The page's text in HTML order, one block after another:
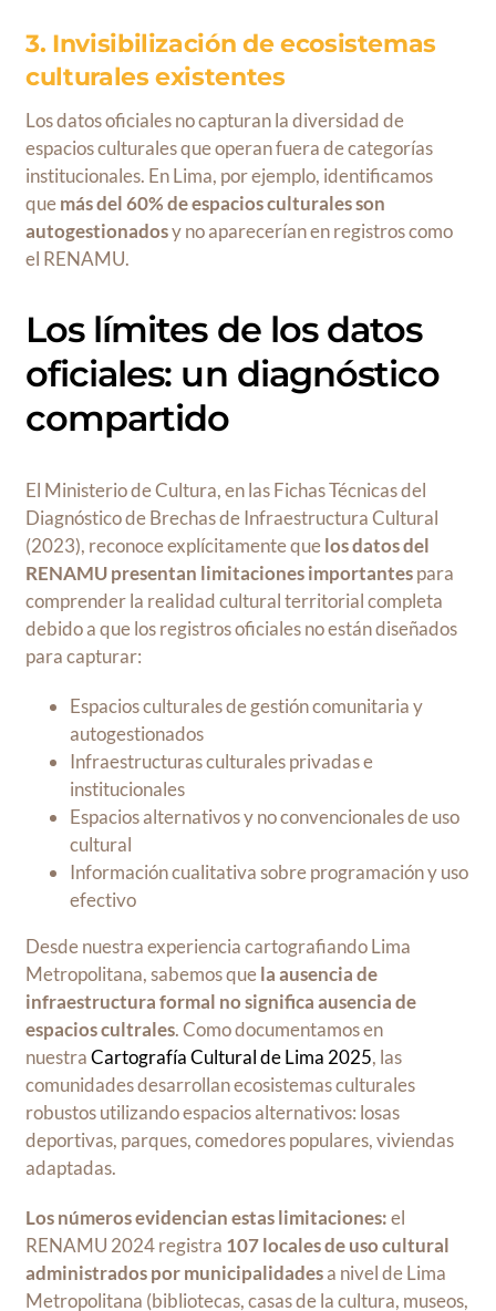
3. Invisibilización de ecosistemas
culturales existentes
Los datos oficiales no capturan la diversidad de
espacios culturales que operan fuera de categorías
institucionales. En Lima, por ejemplo, identificamos
quemás del 60% de espacios culturales son
autogestionadosy no aparecerían en registros como
el RENAMU.
Los límites de los datos
oficiales: un diagnóstico
compartido
El Ministerio de Cultura, en las Fichas Técnicas del
Diagnóstico de Brechas de Infraestructura Cultural
(2023), reconoce explícitamente quelos datos del
RENAMU presentan limitaciones importantespara
comprender la realidad cultural territorial completa
debido a que los registros oficiales no están diseñados
para capturar:
Espacios culturales de gestión comunitaria y
autogestionados
Infraestructuras culturales privadas e
institucionales
Espacios alternativos y no convencionales de uso
cultural
Información cualitativa sobre programación y uso
efectivo
Desde nuestra experiencia cartografiando Lima
Metropolitana, sabemos quela ausencia de
infraestructura formal no significa ausencia de
espacios cultrales. Como documentamos en
nuestraCartografía Cultural de Lima 2025, las
comunidades desarrollan ecosistemas culturales
robustos utilizando espacios alternativos: losas
deportivas, parques, comedores populares, viviendas
adaptadas.
Los números evidencian estas limitaciones:el
RENAMU 2024 registra 107 locales de uso cultural
administrados por municipalidadesa nivel de Lima
Metropolitana (bibliotecas, casas de la cultura, museos,